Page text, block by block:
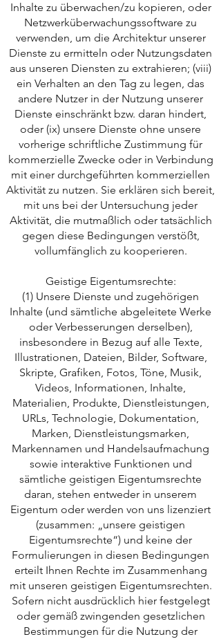
Inhalte zu überwachen/zu kopieren, oder
Netzwerküberwachungssoftware zu
verwenden, um die Architektur unserer
Dienste zu ermitteln oder Nutzungsdaten
aus unseren Diensten zu extrahieren; (viii)
ein Verhalten an den Tag zu legen, das
andere Nutzer in der Nutzung unserer
Dienste einschränkt bzw. daran hindert,
oder (ix) unsere Dienste ohne unsere
vorherige schriftliche Zustimmung für
kommerzielle Zwecke oder in Verbindung
mit einer durchgeführten kommerziellen
Aktivität zu nutzen. Sie erklären sich bereit,
mit uns bei der Untersuchung jeder
Aktivität, die mutmaßlich oder tatsächlich
gegen diese Bedingungen verstößt,
vollumfänglich zu kooperieren.
Geistige Eigentumsrechte:
(1) Unsere Dienste und zugehörigen
Inhalte (und sämtliche abgeleitete Werke
oder Verbesserungen derselben),
insbesondere in Bezug auf alle Texte,
Illustrationen, Dateien, Bilder, Software,
Skripte, Grafiken, Fotos, Töne, Musik,
Videos, Informationen, Inhalte,
Materialien, Produkte, Dienstleistungen,
URLs, Technologie, Dokumentation,
Marken, Dienstleistungsmarken,
Markennamen und Handelsaufmachung
sowie interaktive Funktionen und
sämtliche geistigen Eigentumsrechte
daran, stehen entweder in unserem
Eigentum oder werden von uns lizenziert
(zusammen: „unsere geistigen
Eigentumsrechte“) und keine der
Formulierungen in diesen Bedingungen
erteilt Ihnen Rechte im Zusammenhang
mit unseren geistigen Eigentumsrechten.
Sofern nicht ausdrücklich hier festgelegt
oder gemäß zwingenden gesetzlichen
Bestimmungen für die Nutzung der